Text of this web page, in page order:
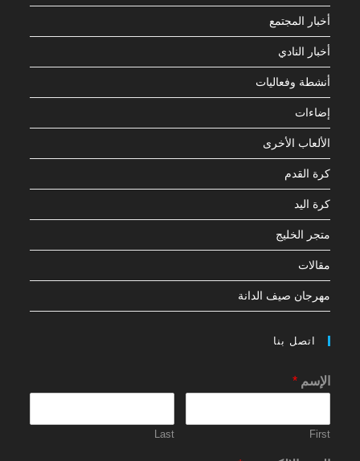
أخبار المجتمع
أخبار النادي
أنشطة وفعاليات
إضاءات
الألعاب الأخرى
كرة القدم
كرة اليد
متجر الخليج
مقالات
مهرجان صيف الدانة
اتصل بنا
الإسم*
First
Last